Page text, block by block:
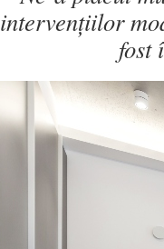
intervențiilor
fost